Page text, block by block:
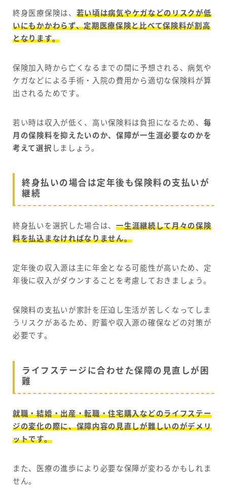
終身医療保険は、 若い頃は病気やケガなどのリスクが低
いにもかかわらず、定期医療保険と比べて保険料が割高
となります。
保険加入時から亡くなるまでの間に予想される、病気や
ケガなどによる手術・入院の費用から適切な保険料が算
出されるためです。
若い時は収入が低く、高い保険料は負担になるため、 毎
月の保険料を抑えたいのか、保障が一生涯必要なのかを
考えて選択 しましょう。
終身払いの場合は定年後も保険料の支払いが
継続
終身払いを選択した場合は、一生涯継続して月々の保険
料を払込まなければなりません。
定年後の収入源は主に年金となる可能性が高いため、定
年後に収入がダウンすることを考慮しておきましょう。
保険料の支払いが家計を圧迫し生活が苦しくなってしま
うリスクがあるため、貯蓄や収入源の確保などの対策が
必要です。
ライフステージに合わせた保障の見直しが困
難
就職・結婚・出産・転職・住宅購入などのライフステー
ジの変化の際に、保障内容の見直しが難しいのがデメリ
ットです。
また、医療の進歩により必要な保障が変わるかもしれま
せん。